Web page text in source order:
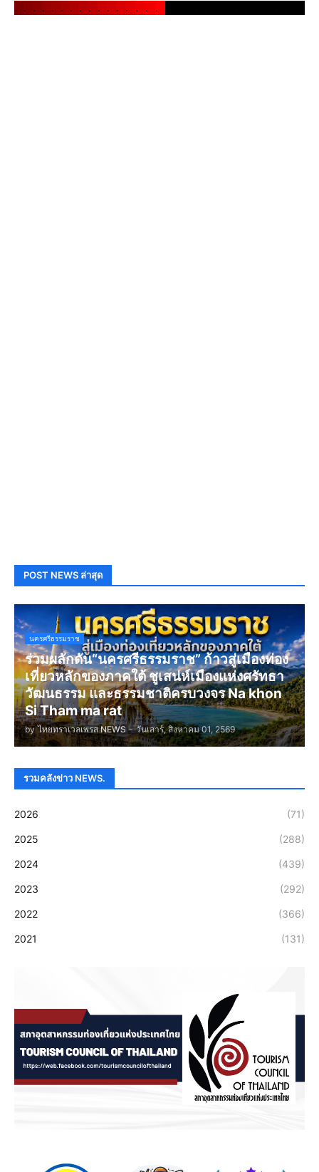
. . . . . . . . . . . . . . . .
POST NEWS ล่าสุด
นครศรีธรรมราช
ร่วมผลักดัน“นครศรีธรรมราช” ก้าวสู่เมืองท่อง
เที่ยวหลักของภาคใต้ ชูเสน่ห์เมืองแห่งศรัทธา
วัฒนธรรม และธรรมชาติครบวงจร Na khon
Si Tham ma rat
by ไทยทราเวลเพรส NEWS - วันเสาร์, สิงหาคม 01, 2569
รวมคลังข่าว NEWS.
2026 (71)
2025 (288)
2024 (439)
2023 (292)
2022 (366)
2021 (131)